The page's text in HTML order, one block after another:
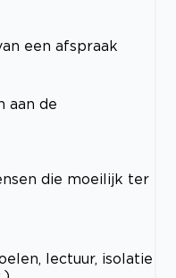
een afspraak
aan de
die moeilijk ter
lectuur, isolatie